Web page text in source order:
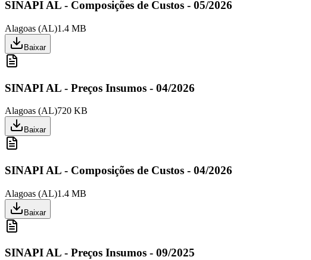
SINAPI AL - Composições de Custos - 05/2026
Alagoas (AL)1.4 MB
Baixar
SINAPI AL - Preços Insumos - 04/2026
Alagoas (AL)720 KB
Baixar
SINAPI AL - Composições de Custos - 04/2026
Alagoas (AL)1.4 MB
Baixar
SINAPI AL - Preços Insumos - 09/2025